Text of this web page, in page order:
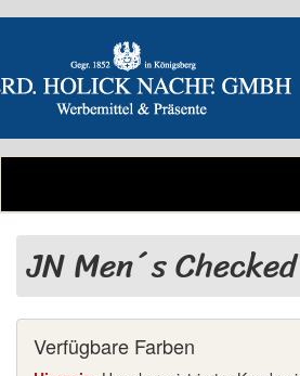
JN Men´s
Verfügbare Farben